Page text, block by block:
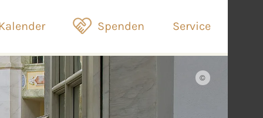
Spenden Service
©